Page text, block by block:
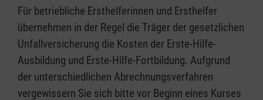
Für betriebliche Ersthelferinnen und Ersthelfer
übernehmen in der Regel die Träger der gesetzlichen
Unfallversicherung die Kosten der Erste-Hilfe-
Ausbildung und Erste-Hilfe-Fortbildung. Aufgrund
der unterschiedlichen Abrechnungsverfahren
vergewissern Sie sich bitte vor Beginn eines Kurses